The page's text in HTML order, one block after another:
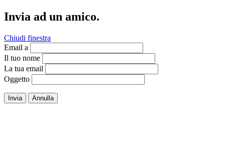
Invia ad un amico.
Chiudi finestra
Email a
Il tuo nome
La tua email
Oggetto
Invia Annulla